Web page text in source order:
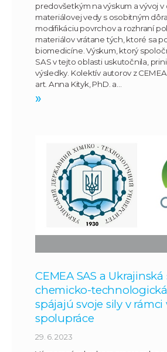
predovšetkým na výskum a vývoj v
materiálovej vedy s osobitným
modifikáciu povrchov a rozhraní
materiálov vrátane tých, ktoré sa
biomedicíne. Výskum, ktorý
SAS v tejto oblasti uskutočnila,
výsledky. Kolektív autorov z
art. Anna Kityk, PhD. a…
»
CEMEA SAS a
chemicko-
spájajú svoje sily v
spolupráce
29. 6. 2023